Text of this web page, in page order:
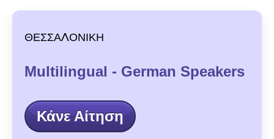
ΘΕΣΣΑΛΟΝΙΚΗ
Multilingual - German Speakers
Κάνε Αίτηση